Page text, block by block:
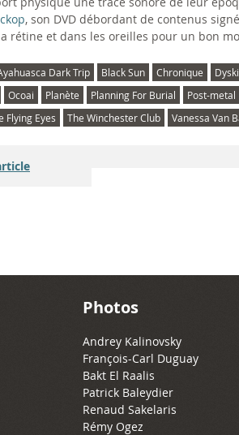
, son DVD débordant de contenus
rétine et dans les oreilles pour un bon
Dark Trip Black Sun Chronique
Ocoai Planète Planning For Burial
Post-metal
Flying Eyes The Winchester Club Vanessa Van
Photos
Andrey Kalinovsky
François-Carl Duguay
Bakt El Raalis
Patrick Baleydier
Renaud Sakelaris
Rémy Ogez